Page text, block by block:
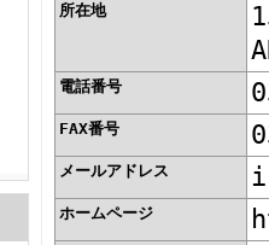
所在地
電話番号
FAX番号
メールアドレス
ホームページ